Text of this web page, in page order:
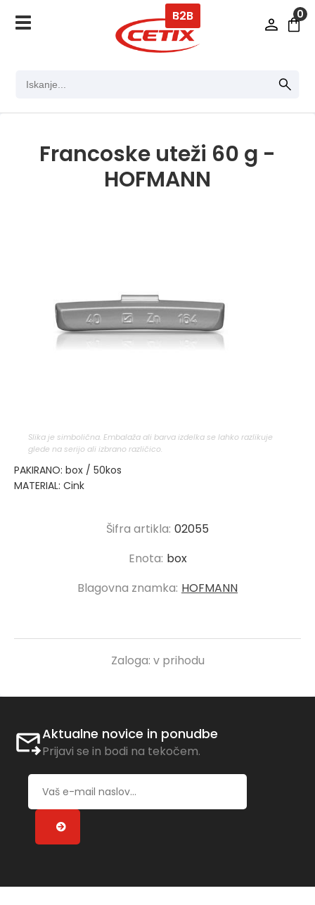
0
B2B
Francoske uteži 60 g -
HOFMANN
Slika je simbolična. Embalaža ali barva izdelka se lahko razlikuje
glede na serijo ali izbrano različico.
PAKIRANO: box / 50kos
MATERIAL: Cink
Šifra artikla: 02055
Enota: box
Blagovna znamka: HOFMANN
Zaloga: v prihodu
Aktualne novice in ponudbe
Prijavi se in bodi na tekočem.